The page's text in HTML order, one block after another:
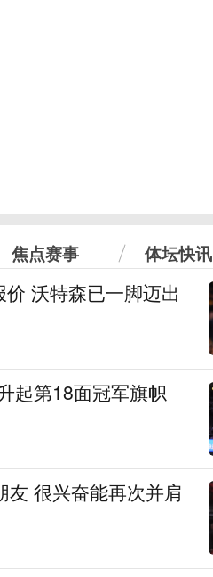
焦点赛事 体坛快讯
沃特森已一脚迈出
起第18面冠军旗帜
友 很兴奋能再次并肩